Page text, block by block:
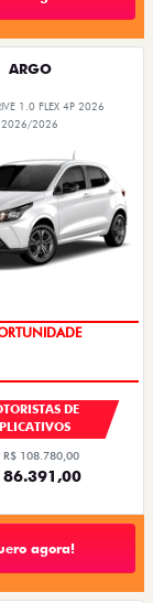
ARGO
1.0 FLEX 4P 2026
2026/2026
DE
R$ 108.780,00
86.391,00
agora!